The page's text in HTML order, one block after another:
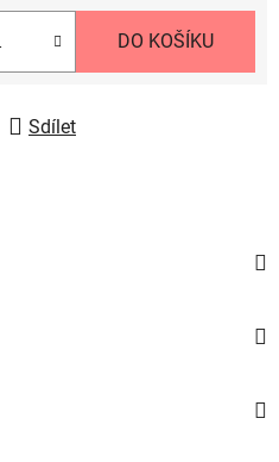
DO KOŠÍKU
Sdílet